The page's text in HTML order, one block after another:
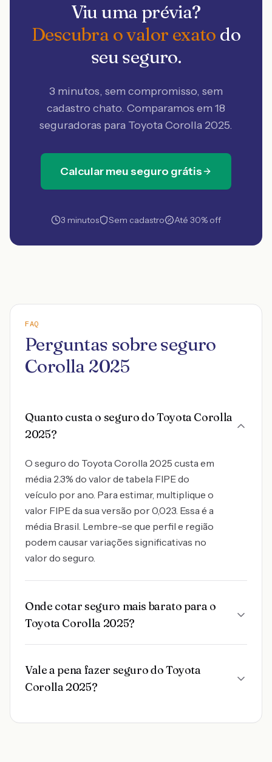
Viu uma prévia?
Descubra o valor exato do
seu seguro.
3 minutos, sem compromisso, sem
cadastro chato. Comparamos em 18
seguradoras para Toyota Corolla 2025.
Calcular meu seguro grátis
3 minutos Sem cadastro Até 30% off
FAQ
Perguntas sobre seguro
Corolla 2025
Quanto custa o seguro do Toyota Corolla
2025?
O seguro do Toyota Corolla 2025 custa em
média 2.3% do valor de tabela FIPE do
veículo por ano. Para estimar, multiplique o
valor FIPE da sua versão por 0,023. Essa é a
média Brasil. Lembre-se que perfil e região
podem causar variações significativas no
valor do seguro.
Onde cotar seguro mais barato para o
Toyota Corolla 2025?
Vale a pena fazer seguro do Toyota
Corolla 2025?